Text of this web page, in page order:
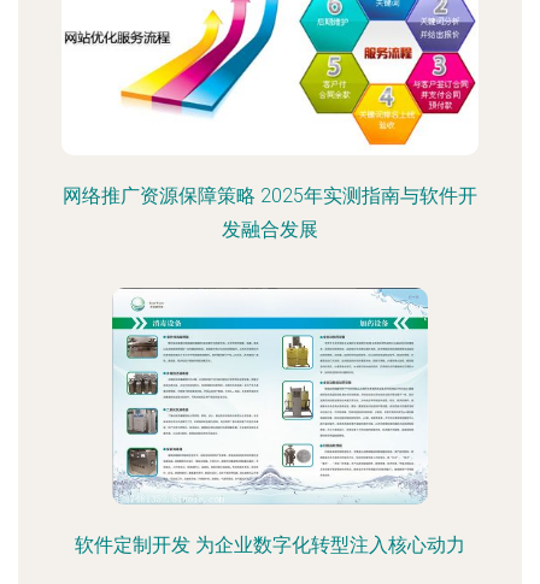
网络推广资源保障策略 2025年实测指南与软件开
发融合发展
软件定制开发 为企业数字化转型注入核心动力